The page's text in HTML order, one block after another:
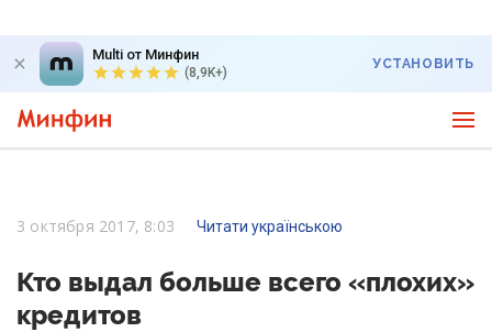
Multi от Минфин
(8,9K+)
УСТАНОВИТЬ
3 октября 2017, 8:03 Читати українською
Кто выдал больше всего «плохих»
кредитов